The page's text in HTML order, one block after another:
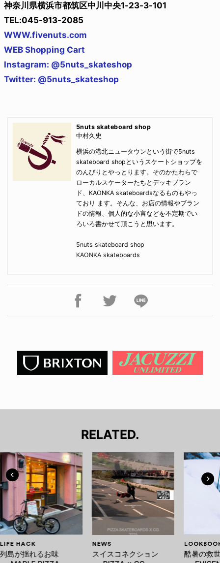
神奈川県横浜市都筑区中川中央1-23-3-101
TEL:045-913-2085
WWW.fivenuts.com
WEB Shopping Cart
Instagram: @5nuts_skateshop
Twitter: @5nuts_skateshop
5nuts skateboard shop
中村久史
横浜の港北ニュータウンという街で5nuts
skateboard shopというスケートショップを
のんびりとやっとります。そのかたわらで
ローカルスケーターたちとデッキブラン
ド、KAONKA skateboardsなるものもやっ
ており ます。そんな、お店の情報やブラン
ドの情報、個人的な小言などを不定期でい
ろいろ書かせて頂こうと思います。
5nuts skateboard shop
KAONKA skateboards
RELATED.
LIFE HACK
列島が揺れるお味
NEWS
スイスコネクション
酷暑の救